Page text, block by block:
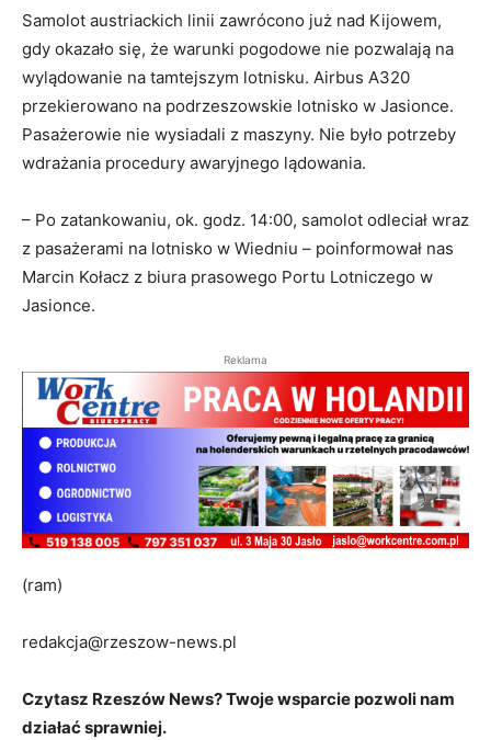
Samolot austriackich linii zawrócono już nad Kijowem,
gdy okazało się, że warunki pogodowe nie pozwalają na
wylądowanie na tamtejszym lotnisku. Airbus A320
przekierowano na podrzeszowskie lotnisko w Jasionce.
Pasażerowie nie wysiadali z maszyny. Nie było potrzeby
wdrażania procedury awaryjnego lądowania.
– Po zatankowaniu, ok. godz. 14:00, samolot odleciał wraz
z pasażerami na lotnisko w Wiedniu – poinformował nas
Marcin Kołacz z biura prasowego Portu Lotniczego w
Jasionce.
Reklama
(ram)
redakcja@rzeszow-news.pl
Czytasz Rzeszów News? Twoje wsparcie pozwoli nam
działać sprawniej.